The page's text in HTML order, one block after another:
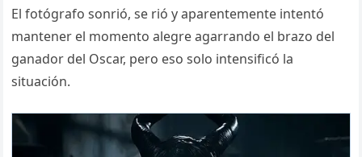
El fotógrafo sonrió, se rió y aparentemente intentó
mantener el momento alegre agarrando el brazo del
ganador del Oscar, pero eso solo intensificó la
situación.